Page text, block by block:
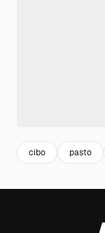
cibo pasto